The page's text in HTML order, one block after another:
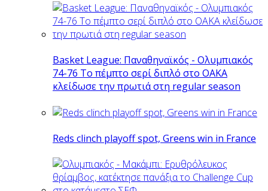
Basket League: Παναθηναϊκός - Ολυμπιακός
74-76 Το πέμπτο σερί διπλό στο ΟΑΚΑ
κλείδωσε την πρωτιά στη regular season
Reds clinch playoff spot, Greens win in France